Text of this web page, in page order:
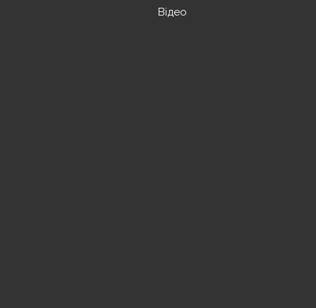
Відео